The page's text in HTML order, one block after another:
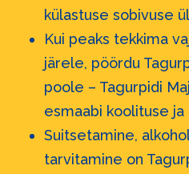
külastuse sobivuse
Kui peaks tekkima
järele, pöördu
poole – Tagurpidi
esmaabi koolituse ja
Suitsetamine,
tarvitamine on